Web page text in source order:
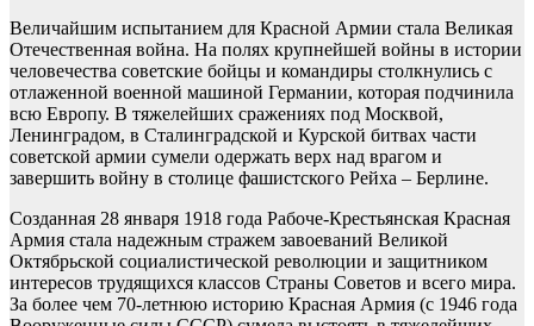
Величайшим испытанием для Красной Армии стала Великая
Отечественная война. На полях крупнейшей войны в истории
человечества советские бойцы и командиры столкнулись с
отлаженной военной машиной Германии, которая подчинила
всю Европу. В тяжелейших сражениях под Москвой,
Ленинградом, в Сталинградской и Курской битвах части
советской армии сумели одержать верх над врагом и
завершить войну в столице фашистского Рейха – Берлине.
Созданная 28 января 1918 года Рабоче-Крестьянская Красная
Армия стала надежным стражем завоеваний Великой
Октябрьской социалистической революции и защитником
интересов трудящихся классов Страны Советов и всего мира.
За более чем 70-летнюю историю Красная Армия (с 1946 года